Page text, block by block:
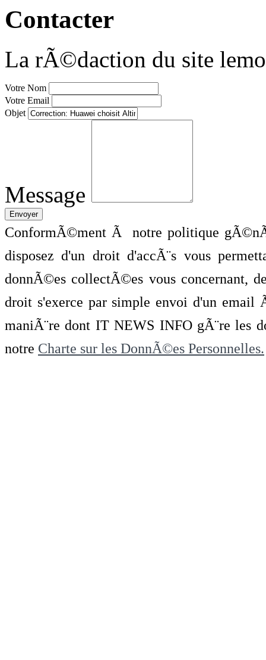
Contacter
La rÃ©daction du site
Votre Nom
Votre Email
Objet
Message
ConformÃ©ment Ã notre politique
disposez d'un droit d'accÃ¨s vous
donnÃ©es collectÃ©es vous concernant,
droit s'exerce par simple envoi d'un
maniÃ¨re dont IT NEWS INFO gÃ¨re les
notre Charte sur les DonnÃ©es Personnelles.